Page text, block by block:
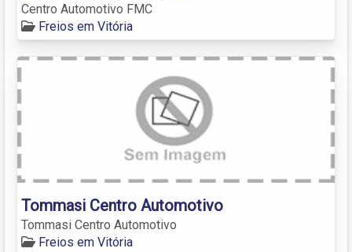
Centro Automotivo FMC
Freios em Vitória
Tommasi Centro Automotivo
Tommasi Centro Automotivo
Freios em Vitória